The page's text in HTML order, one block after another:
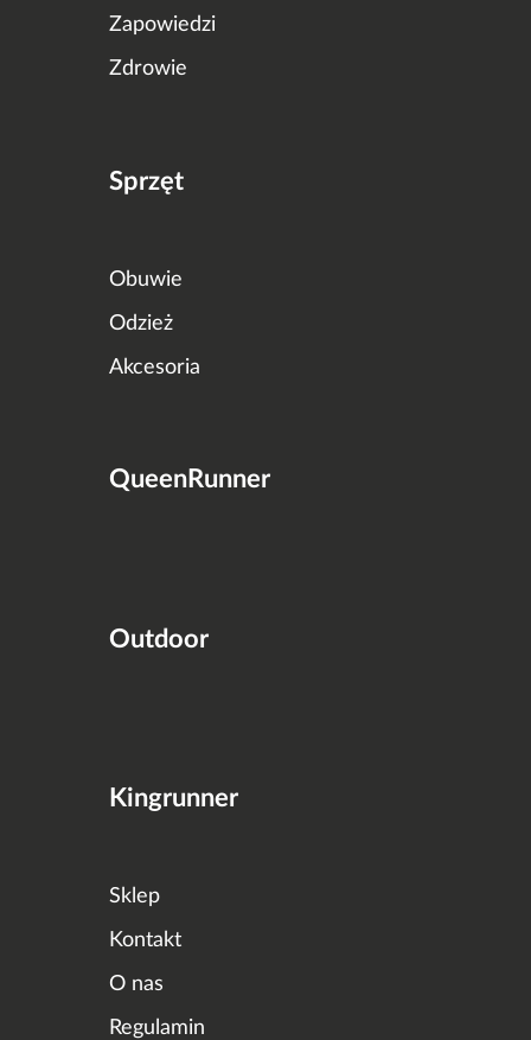
Zapowiedzi
Zdrowie
Sprzęt
Obuwie
Odzież
Akcesoria
QueenRunner
Outdoor
Kingrunner
Sklep
Kontakt
O nas
Regulamin